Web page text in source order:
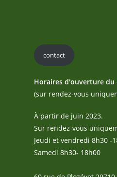
contact
Horaires d'ouverture du
(sur rendez-vous
À partir de juin 2023.
Sur rendez-vous
Jeudi et vendredi 8h30 -
Samedi 8h30- 18h00